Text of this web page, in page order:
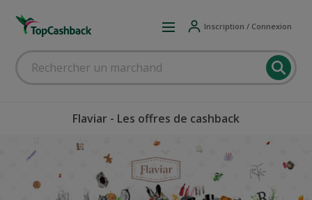
Inscription / Connexion
Flaviar - Les offres de cashback